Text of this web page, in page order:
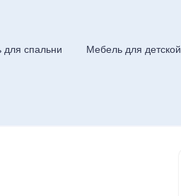
спальни Мебель для детской